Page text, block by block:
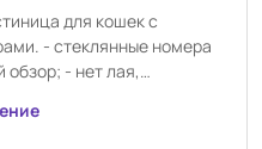
для кошек с
- стеклянные номера
- нет лая,
2 раза в день. При